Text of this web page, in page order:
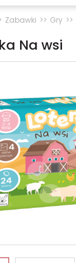
Zabawki Gry
Na wsi